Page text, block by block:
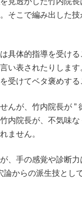
そこで編み出した
体的指導を受ける
い表されたりしま
受けてベタ褒めす
が、竹内院長が ”
内院長が、不気味
ません。
、手の感覚や診断
からの派生技と